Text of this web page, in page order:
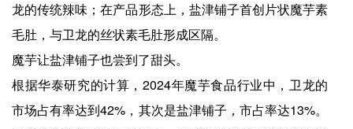
龙的传统辣味；在产品形态上，盐津铺子首创片状魔芋素
毛肚，与卫龙的丝状素毛肚形成区隔。
魔芋让盐津铺子也尝到了甜头。
根据华泰研究的计算，2024年魔芋食品行业中，卫龙的
市场占有率达到42%，其次是盐津铺子，市占率达13%。